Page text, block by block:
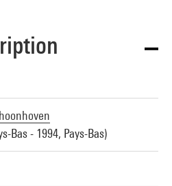
Bas - 1994, Pays-Bas)